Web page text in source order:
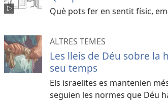
Què pots fer en sentit físic,
ALTRES TEMES
Les lleis de Déu sobre la
seu temps
Els israelites es mantenien
seguien les normes que Déu